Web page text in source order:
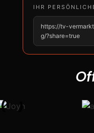
IHR
https://tv-
g/?share=true